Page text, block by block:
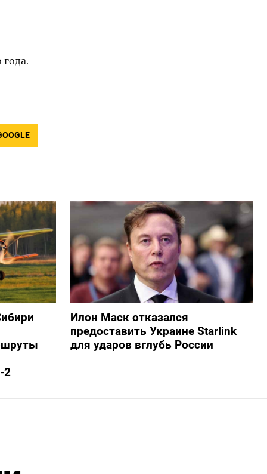
2
Илон Маск отказался
предоставить Украине Starlink
для ударов вглубь России